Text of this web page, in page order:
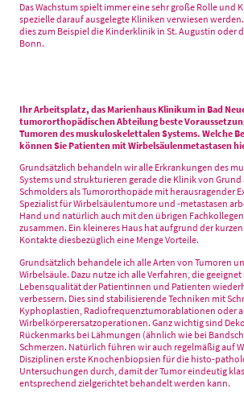
Das Wachstum spielt immer eine sehr große Rolle und
spezielle darauf ausgelegte Kliniken verwiesen
dies zum Beispiel die Kinderklinik in St. Augustin oder
Bonn.
Ihr Arbeitsplatz, das Marienhaus Klinikum in Bad
tumororthopädischen Abteilung beste
Tumoren des muskuloskelettalen Systems. Welche
können Sie Patienten mit Wirbelsäulenmetastasen
Grundsätzlich behandeln wir alle Erkrankungen des
Systems und strukturieren gerade die Klinik von Grund
Schmolders als Tumororthopäde mit herausragender
Spezialist für Wirbelsäulentumore und -metastasen
Hand und natürlich auch mit den übrigen
zusammen. Ein kleineres Haus hat aufgrund der
Kontakte diesbezüglich eine Menge Vorteile.
Grundsätzlich behandele ich alle Arten von Tumoren
Wirbelsäule. Dazu nutze ich alle Verfahren, die
Lebensqualität der Patientinnen und Patienten
verbessern. Dies sind stabilisierende Techniken mit
Kyphoplastien, Radiofrequenztumorablationen oder
Wirbelkörperersatzoperationen. Ganz wichtig sind
Rückenmarks bei Lähmungen (ähnlich wie bei
Schmerzen. Natürlich führen wir auch regelmäßig auf
Disziplinen erste Knochenbiopsien für die histo-
Untersuchungen durch, damit der Tumor eindeutig
entsprechend zielgerichtet behandelt werden kann.